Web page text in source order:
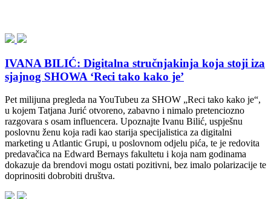
IVANA BILIĆ: Digitalna stručnjakinja koja stoji iza
sjajnog SHOWA ‘Reci tako kako je’
Pet milijuna pregleda na YouTubeu za SHOW „Reci tako kako je“,
u kojem Tatjana Jurić otvoreno, zabavno i nimalo pretenciozno
razgovara s osam influencera. Upoznajte Ivanu Bilić, uspješnu
poslovnu ženu koja radi kao starija specijalistica za digitalni
marketing u Atlantic Grupi, u poslovnom odjelu pića, te je redovita
predavačica na Edward Bernays fakultetu i koja nam godinama
dokazuje da brendovi mogu ostati pozitivni, bez imalo polarizacije te
doprinositi dobrobiti društva.